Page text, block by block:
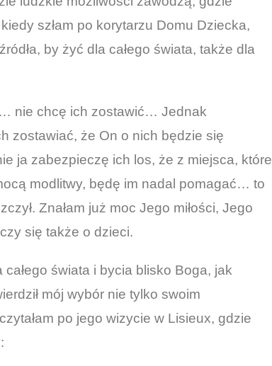
szłam po korytarzu Domu Dziecka,
by żyć dla całego świata, także dla
nie chcę ich zostawić… Jednak
zostawiać, że On o nich będzie się
ja zabezpieczę ich los, że z miejsca, które
modlitwy, będę im nadal pomagać… to
Znałam już moc Jego miłości, Jego
się także o dzieci.
świata i bycia blisko Boga, jak
mój wybór nie tylko swoim
po jego wizycie w Lisieux, gdzie